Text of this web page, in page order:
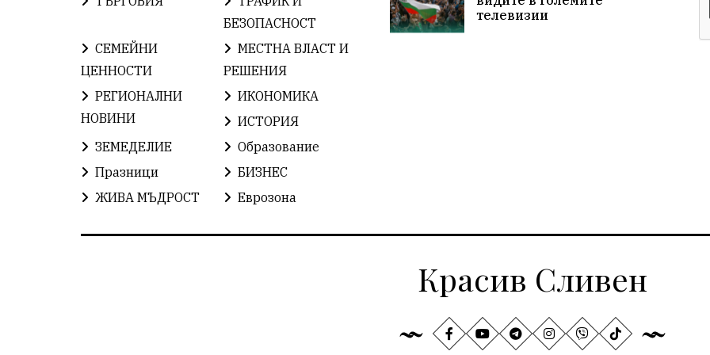
БЕЗОПАСНОСТ
СЕМЕЙНИ
ЦЕННОСТИ
МЕСТНА ВЛАСТ И
РЕШЕНИЯ
РЕГИОНАЛНИ
НОВИНИ
ИКОНОМИКА
ИСТОРИЯ
ЗЕМЕДЕЛИЕ
Образование
Празници
БИЗНЕС
ЖИВА МЪДРОСТ
Еврозона
телевизии
Красив Сливен